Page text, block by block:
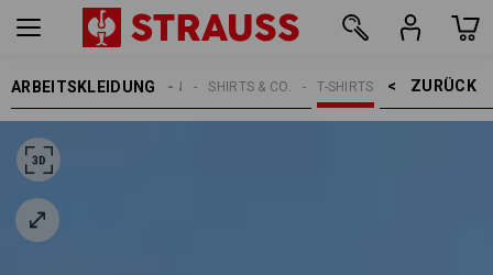
ARBEITSKLEIDUNG ZURÜCK    >
T-SHIRTS
SHIRTS & CO.
HERREN